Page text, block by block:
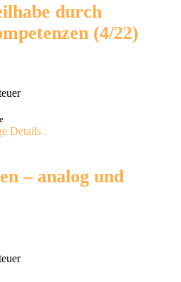
durch
(4/22)
Details
– analog und